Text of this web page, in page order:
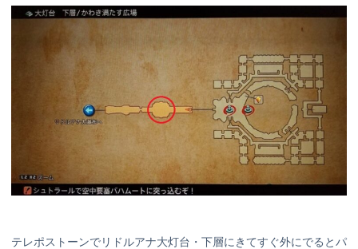
テレポストーンでリドルアナ大灯台・下層にきてすぐ外にでるとパ